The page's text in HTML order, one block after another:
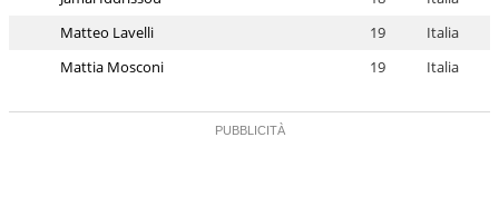
Matteo Lavelli
19
Italia
Mattia Mosconi
19 Italia